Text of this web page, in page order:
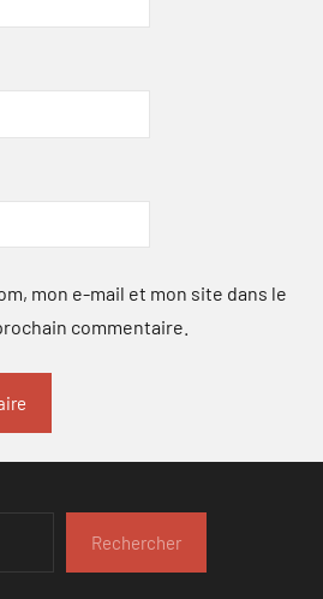
mon e-mail et mon site dans le
commentaire.
Rechercher